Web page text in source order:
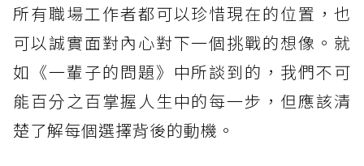
所有職場工作者都可以珍惜現在的位置，也
可以誠實面對內心對下一個挑戰的想像。就
如《一輩子的問題》中所談到的，我們不可
能百分之百掌握人生中的每一步，但應該清
楚了解每個選擇背後的動機。